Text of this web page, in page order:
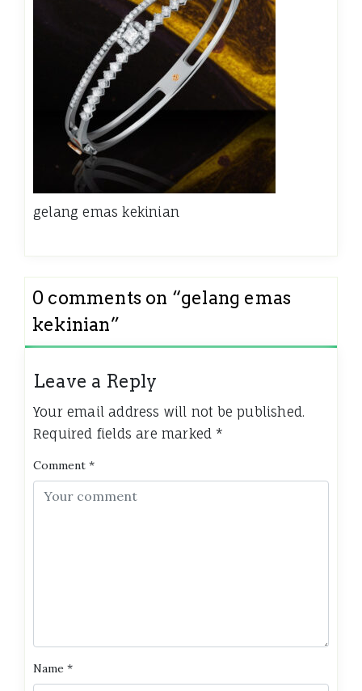
gelang emas kekinian
0 comments on “gelang emas
kekinian”
Leave a Reply
Your email address will not be published.
Required fields are marked *
Comment *
Name *